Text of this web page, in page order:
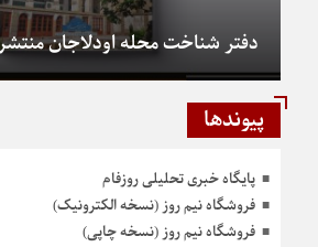
دفتر شناخت محله اودلاجان
پیوندها
پایگاه خبری تحلیلی روزفام
فروشگاه نیم روز (نسخه الکترونیک)
فروشگاه نیم روز (نسخه چاپی)